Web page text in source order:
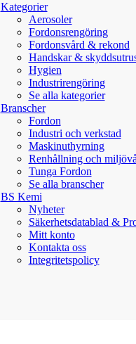
Kategorier
Aerosoler
Fordonsrengöring
Fordonsvård & rekond
Handskar &
Hygien
Industrirengöring
Se alla kategorier
Branscher
Fordon
Industri och verkstad
Maskinuthyrning
Renhållning och
Tunga Fordon
Se alla branscher
BS Kemi
Nyheter
Säkerhetsdatablad &
Mitt konto
Kontakta oss
Integritetspolicy